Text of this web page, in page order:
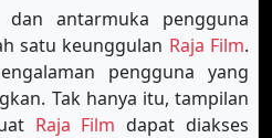
antarmuka pengguna
satu keunggulan Raja Film.
pengguna yang
Tak hanya itu, tampilan
Raja Film dapat diakses